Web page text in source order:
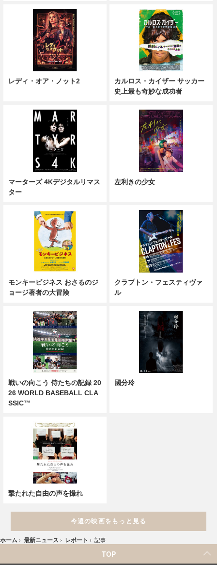
レディ・オア・ノット2
カルロス・カイザー サッカー
史上最も奇妙な成功者
マーターズ 4Kデジタルリマス
ター
左利きの少女
モンキービジネス おさるのジ
ョージ著者の大冒険
クラプトン・フェスティヴァ
ル
戦いの向こう 侍たちの記録 20
26 WORLD BASEBALL CLA
SSIC™
國分玲
撃たれた自由の声を撮れ
今週の映画をもっと見る
ホーム › 最新ニュース › レポート › 記事
TOP